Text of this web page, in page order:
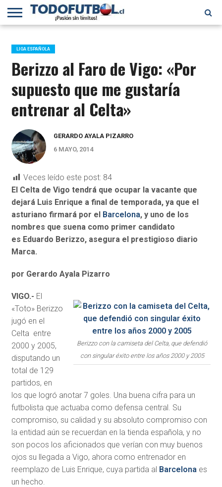
PRIMERA
B
SELECCIÓN
CHILENA
CHILENOS
EN EL
MUNDO
FÚTBOL
INTERNACIONAL
LIGA ESPAÑOLA
Berizzo al Faro de Vigo: «Por
supuesto que me gustaría
entrenar al Celta»
GERARDO AYALA PIZARRO
6 MAYO, 2014
Veces leído este post: 84
El Celta de Vigo tendrá que ocupar la vacante que
dejará Luis Enrique a final de temporada, ya que el
asturiano firmará por el Barcelona, y uno de los
nombres que suena como primer candidato
es Eduardo Berizzo, asegura el prestigioso diario
Marca.
por Gerardo Ayala Pizarro
Berizzo con la camiseta del Celta, que defendió
con singular éxito entre los años 2000 y 2005
VIGO.- El
«Toto» Berizzo
jugó en el
Celta entre
2000 y 2005,
disputando un
total de 129
partidos, en
los que logró anotar 7 goles. Una buena cifra para un
futbolista que actuaba como defensa central. Su
compromiso, su calidad y su absoluto compromiso con
la entidad aún se recuerdan en la tienda española, y no
son pocos los aficionados que verían con muy buenos
ojos su llegada a Vigo, ahora como entrenador en
reemplazo de Luis Enrique, cuya partida al Barcelonaes
un hecho.